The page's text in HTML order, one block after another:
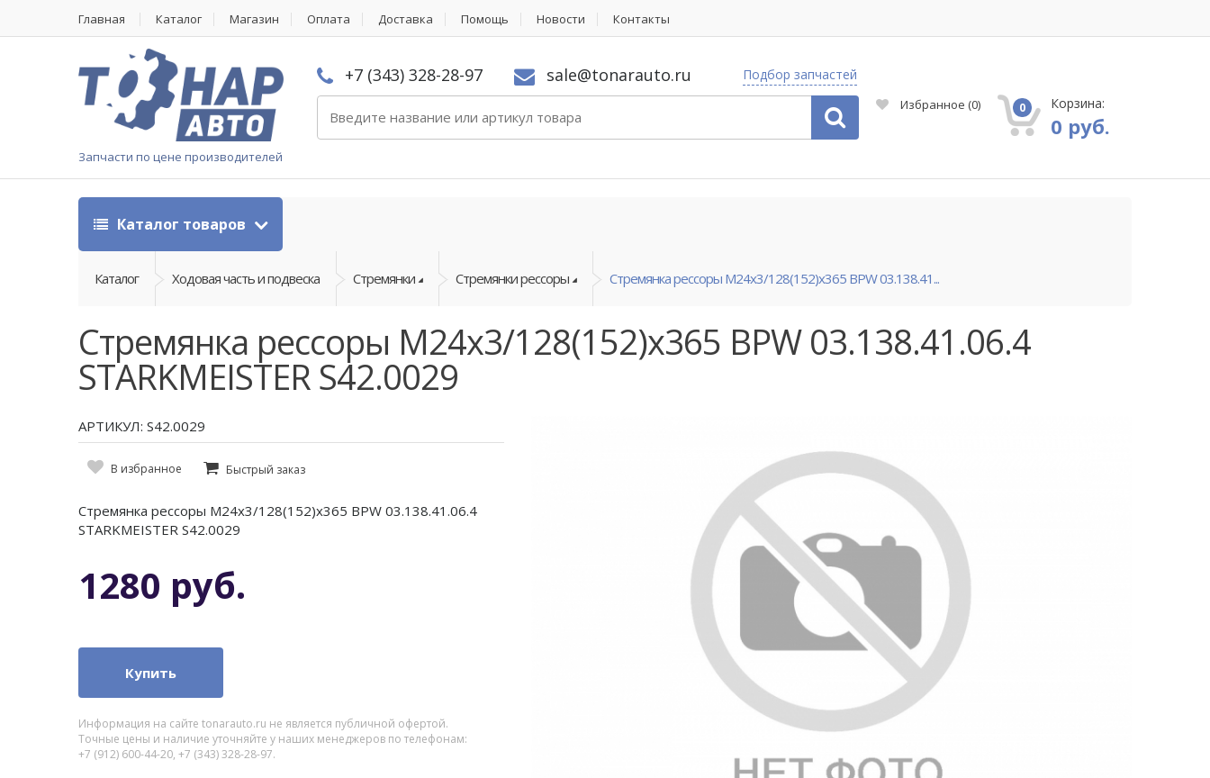
Главная Каталог Магазин Оплата Доставка Помощь Новости Контакты
Запчасти по цене производителей
+7 (343) 328-28-97 sale@tonarauto.ru Подбор запчастей
Избранное (0) 0 Корзина:
0 руб.
Каталог товаров
Каталог Ходовая часть и подвеска Стремянки Стремянки рессоры Стремянка рессоры M24x3/128(152)x365 BPW 03.138.41...
Стремянка рессоры M24x3/128(152)x365 BPW 03.138.41.06.4
STARKMEISTER S42.0029
АРТИКУЛ: S42.0029
В избранное Быстрый заказ
Стремянка рессоры M24x3/128(152)x365 BPW 03.138.41.06.4
STARKMEISTER S42.0029
1280 руб.
Купить
Информация на сайте tonarauto.ru не является публичной офертой.
Точные цены и наличие уточняйте у наших менеджеров по телефонам:
+7 (912) 600-44-20, +7 (343) 328-28-97.